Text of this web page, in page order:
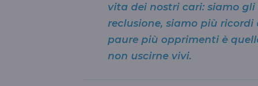
vita dei nostri cari: siamo
reclusione, siamo più
paure più opprimenti è
non uscirne vivi.